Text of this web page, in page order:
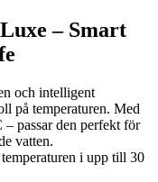
– Smart
och intelligent
på temperaturen. Med
– passar den perfekt för
vatten.
i upp till 30